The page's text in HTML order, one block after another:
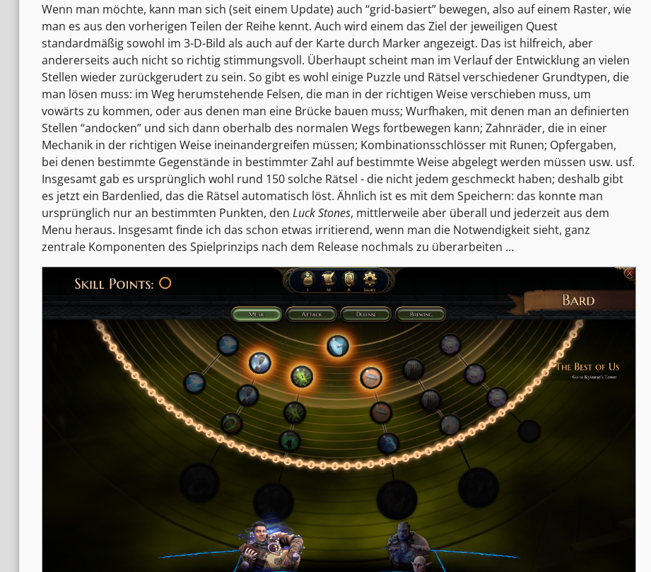
Wenn man möchte, kann man sich (seit einem Update) auch “grid-basiert” bewegen, also auf einem Raster, wie
man es aus den vorherigen Teilen der Reihe kennt. Auch wird einem das Ziel der jeweiligen Quest
standardmäßig sowohl im 3-D-Bild als auch auf der Karte durch Marker angezeigt. Das ist hilfreich, aber
andererseits auch nicht so richtig stimmungsvoll. Überhaupt scheint man im Verlauf der Entwicklung an vielen
Stellen wieder zurückgerudert zu sein. So gibt es wohl einige Puzzle und Rätsel verschiedener Grundtypen, die
man lösen muss: im Weg herumstehende Felsen, die man in der richtigen Weise verschieben muss, um
vowärts zu kommen, oder aus denen man eine Brücke bauen muss; Wurfhaken, mit denen man an definierten
Stellen “andocken” und sich dann oberhalb des normalen Wegs fortbewegen kann; Zahnräder, die in einer
Mechanik in der richtigen Weise ineinandergreifen müssen; Kombinationsschlösser mit Runen; Opfergaben,
bei denen bestimmte Gegenstände in bestimmter Zahl auf bestimmte Weise abgelegt werden müssen usw. usf.
Insgesamt gab es ursprünglich wohl rund 150 solche Rätsel - die nicht jedem geschmeckt haben; deshalb gibt
es jetzt ein Bardenlied, das die Rätsel automatisch löst. Ähnlich ist es mit dem Speichern: das konnte man
ursprünglich nur an bestimmten Punkten, den Luck Stones, mittlerweile aber überall und jederzeit aus dem
Menu heraus. Insgesamt finde ich das schon etwas irritierend, wenn man die Notwendigkeit sieht, ganz
zentrale Komponenten des Spielprinzips nach dem Release nochmals zu überarbeiten …